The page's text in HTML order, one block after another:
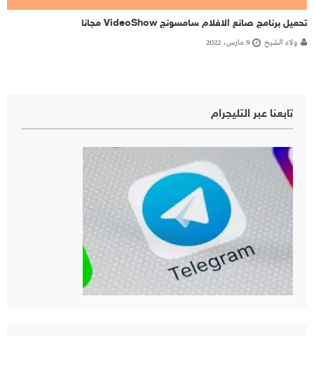
تحميل برنامج صانع الافلام سامسونج VideoShow مجانا
ولاء الشيخ 9 مارس، 2022
تابعنا عبر التليجرام